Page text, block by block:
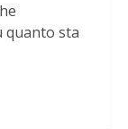
quanto sta